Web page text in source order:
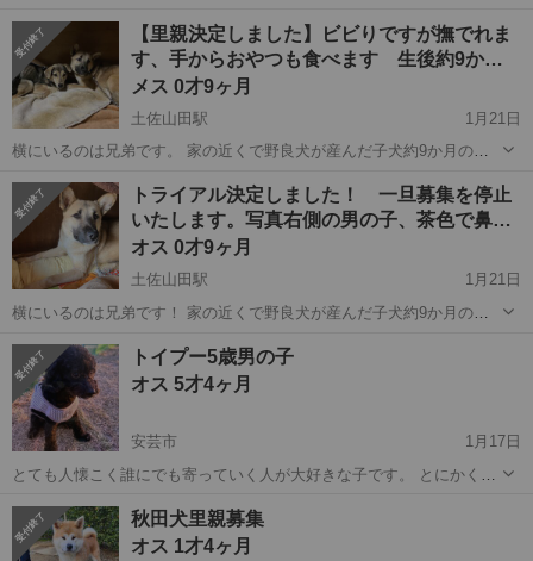
り弱いため足などたまに脱臼することもありますのでご理解くださ
い。 とにかく元気はかなり有り余って...
高知 高知市 県庁前駅 プードル ティーカッププードル
【里親決定しました】ビビりですが撫でれま
す、手からおやつも食べます 生後約9か…
メス 0才9ヶ月
土佐山田駅
1月21日
横にいるのは兄弟です。 家の近くで野良犬が産んだ子犬約9か月の里
保健所に収容されましたが、引き出し後、人馴れ訓練中です。！ 性別
は女の子！ 避妊手術...
高知 香美市 土佐山田駅 その他 ビーグル
トライアル決定しました！ 一旦募集を停止
いたします。写真右側の男の子、茶色で鼻…
オス 0才9ヶ月
土佐山田駅
1月21日
横にいるのは兄弟です！ 家の近くで野良犬が産んだ子犬約9か月の里
保健所に収容されましたが、引き出し後、人馴れ訓練中です。！ 性別
は男の子！ 保護して...
高知 香美市 土佐山田駅 犬
トイプー5歳男の子
オス 5才4ヶ月
安芸市
1月17日
とても人懐こく誰にでも寄っていく人が大好きな子です。 とにかくか
ていますが 走り回ってとても元気です。 動物病院でも診察しましたが
どこも異常ございま...
高知 安芸市 トイプードル
秋田犬里親募集
オス 1才4ヶ月